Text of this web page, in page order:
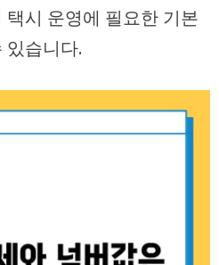
시 운영에 필요한 기본
있습니다.